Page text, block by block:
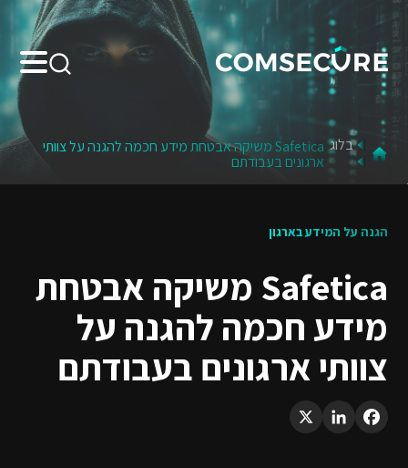
Search:
בלוג
Safetica משיקה אבטחת מידע חכמה להגנה על צוותי
ארגונים בעבודתם
הגנה על המידע בארגון
Safetica משיקה אבטחת
מידע חכמה להגנה על
צוותי ארגונים בעבודתם
Facebook
LinkedIn
X